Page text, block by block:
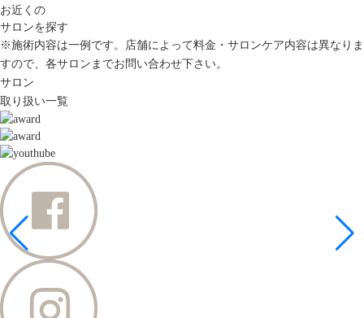
お近くの
サロンを探す
※施術内容は一例です。店舗によって料金・サロンケア内容は異なりま
すので、各サロンまでお問い合わせ下さい。
サロン
取り扱い一覧